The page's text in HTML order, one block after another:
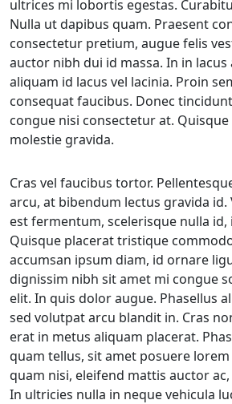
ultrices mi lobortis egestas.
Nulla ut dapibus quam. Praesent
consectetur pretium, augue felis
auctor nibh dui id massa. In in
aliquam id lacus vel lacinia. Proin
consequat faucibus. Donec
congue nisi consectetur at.
molestie gravida.
Cras vel faucibus tortor.
arcu, at bibendum lectus gravida
est fermentum, scelerisque nulla id,
Quisque placerat tristique
accumsan ipsum diam, id ornare
dignissim nibh sit amet mi congue
elit. In quis dolor augue. Phasellus
sed volutpat arcu blandit in. Cras
erat in metus aliquam placerat.
quam tellus, sit amet posuere
quam nisi, eleifend mattis auctor
In ultricies nulla in neque vehicula